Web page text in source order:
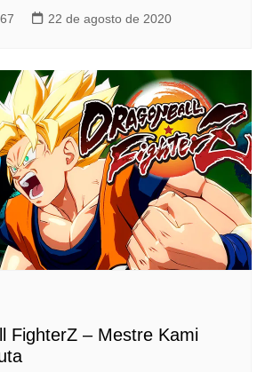
22 de agosto de 2020
FighterZ – Mestre Kami